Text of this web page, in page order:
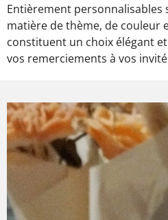
Entièrement personnalisables
matière de thème, de couleur
constituent un choix élégant
vos remerciements à vos